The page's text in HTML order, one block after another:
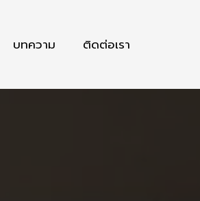
บทความ ติดต่อเรา